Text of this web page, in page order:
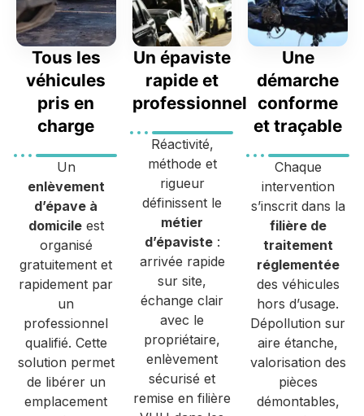
Tous les
véhicules
pris en
charge
Un
enlèvement
d’épave à
domicileest
organisé
gratuitement et
rapidement par
un
professionnel
qualifié. Cette
solution permet
de libérer un
emplacement
Un épaviste
rapide et
professionnel
Réactivité,
méthode et
rigueur
définissent le
métier
d’épaviste:
arrivée rapide
sur site,
échange clair
avec le
propriétaire,
enlèvement
sécurisé et
remise en filière
Une
démarche
conforme
et traçable
Chaque
intervention
s’inscrit dans la
filière de
traitement
réglementée
des véhicules
hors d’usage.
Dépollution sur
aire étanche,
valorisation des
pièces
démontables,